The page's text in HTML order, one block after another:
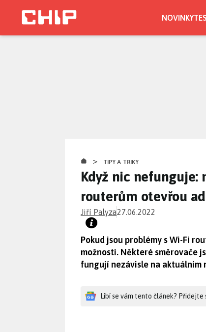
NOVINKY
> TIPY A TRIKY
Když nic nefunguje:
routerům otevřou
Jiří Palyza27.06.2022
Pokud jsou problémy s Wi-Fi
možnosti. Některé směrovače
fungují nezávisle na aktuálním
Líbí se vám tento článek? Přidejte